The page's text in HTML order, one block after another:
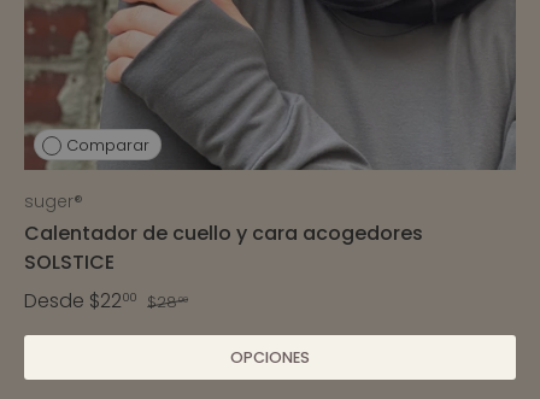
Comparar
suger®
Calentador de cuello y cara acogedores
SOLSTICE
Desde $2200 $2800
OPCIONES